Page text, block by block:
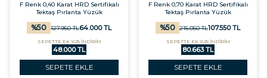
F Renk 0,40 Karat HRD Sertifikalı
Tektaş Pırlanta Yüzük
%50 127.950TL64.000TL
SEPETTE EK %25 İNDİRİM
48.000 TL
SEPETE EKLE
F Renk 0,70 Karat HRD Sertifikalı
Tektaş Pırlanta Yüzük
%50 215.050TL107.550TL
SEPETTE EK %25 İNDİRİM
80.663 TL
SEPETE EKLE